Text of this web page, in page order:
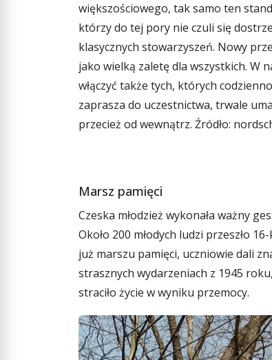
Ein Kreuz erinnert an die Tragödie von
większościowego, tak samo ten
którzy do tej pory nie czuli się
klasycznych stowarzyszeń. Nowy
jako wielką zaletę dla wszystkich. W
włączyć także tych, których
zaprasza do uczestnictwa, trwale
przecież od wewnątrz. Źródło:
Marsz pamięci
Czeska młodzież wykonała ważny
Około 200 młodych ludzi przeszło
już marszu pamięci, uczniowie dali
strasznych wydarzeniach z 1945
straciło życie w wyniku przemocy.